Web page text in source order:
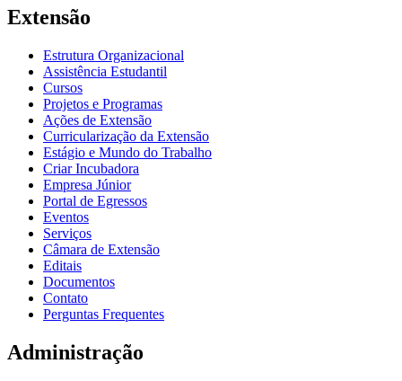
Extensão
Estrutura Organizacional
Assistência Estudantil
Cursos
Projetos e Programas
Ações de Extensão
Curricularização da Extensão
Estágio e Mundo do Trabalho
Criar Incubadora
Empresa Júnior
Portal de Egressos
Eventos
Serviços
Câmara de Extensão
Editais
Documentos
Contato
Perguntas Frequentes
Administração